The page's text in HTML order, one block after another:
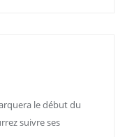
le début du
suivre ses